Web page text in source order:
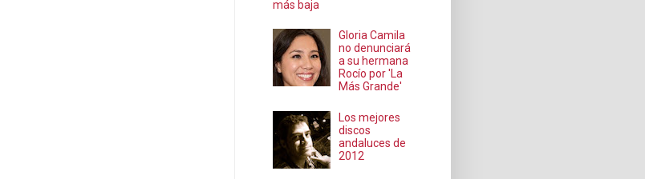
más baja
Gloria Camila
no denunciará
a su hermana
Rocío por 'La
Más Grande'
Los mejores
discos
andaluces de
2012